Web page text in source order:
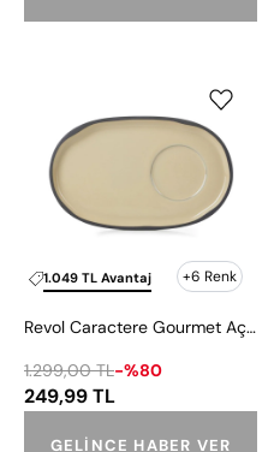
+6 Renk
1.049 TL Avantaj
Caractere
Gourmet
Açık
Kahverengi
Fincan
-
cm
Revol Caractere Gourmet Açık Kahverengi Fincan Tabağı - 18x11 cm
1.299,00 TL-%80
249,99 TL
GELINCE HABER VER